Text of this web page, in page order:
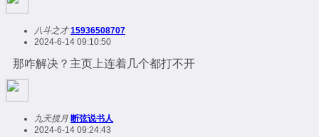
八斗之才 15936508707
2024-6-14 09:10:50
那咋解决？主页上连着几个都打不开
九天揽月 断弦说书人
2024-6-14 09:24:43